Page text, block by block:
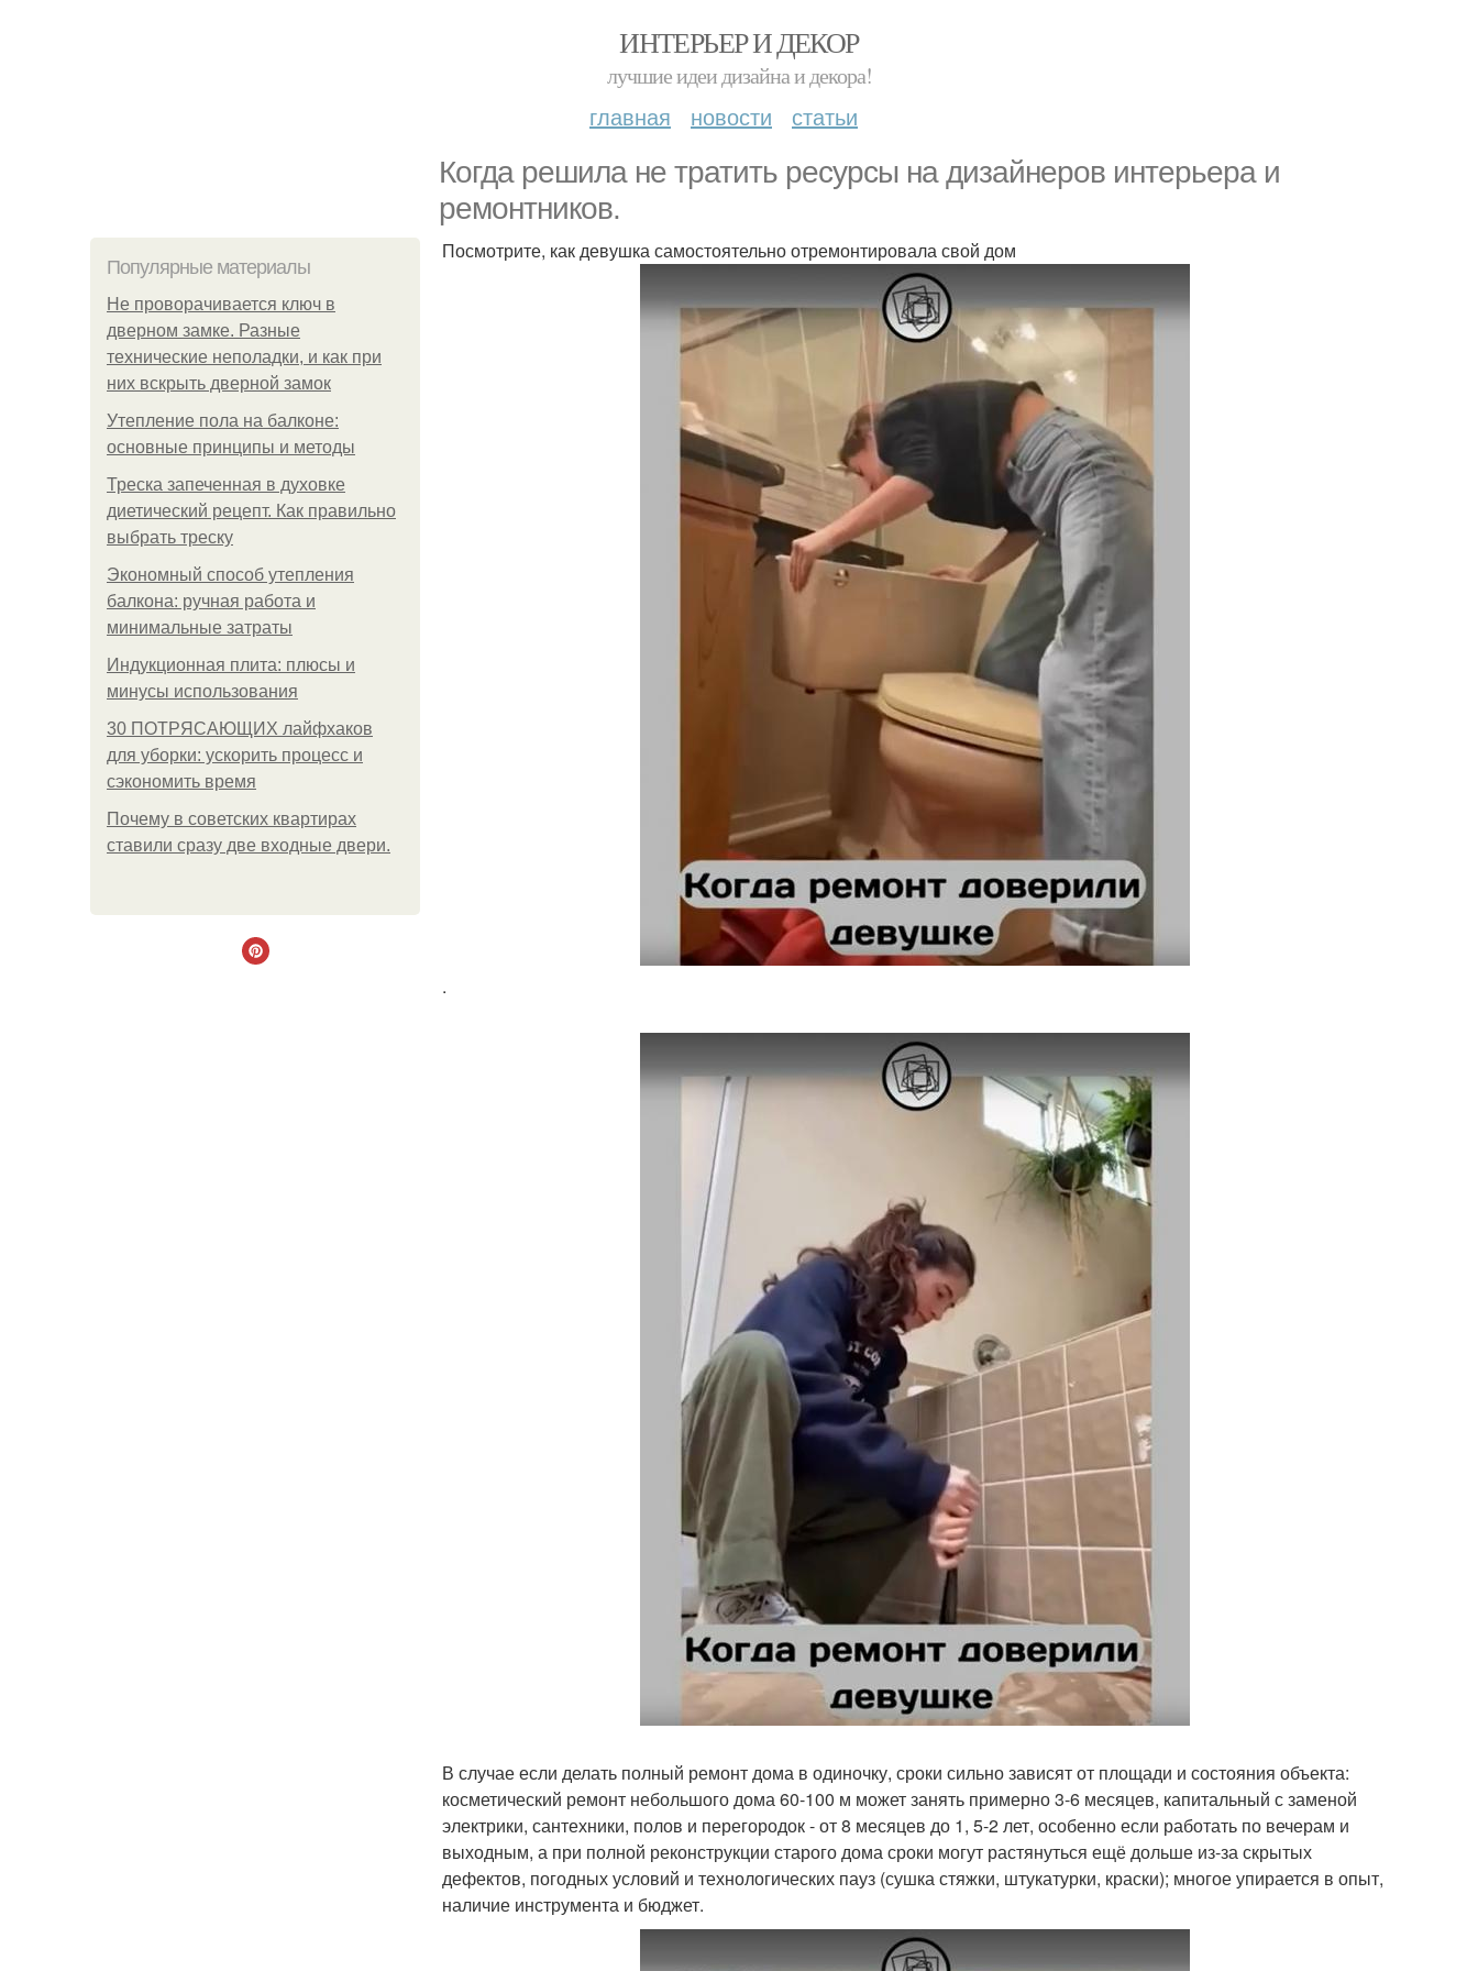
ИНТЕРЬЕР И ДЕКОР
лучшие идеи дизайна и декора!
главная новости статьи
Когда решила не тратить ресурсы на дизайнеров интерьера и
ремонтников.
Популярные материалы
Не проворачивается ключ в
дверном замке. Разные
технические неполадки, и как при
них вскрыть дверной замок
Утепление пола на балконе:
основные принципы и методы
Треска запеченная в духовке
диетический рецепт. Как правильно
выбрать треску
Экономный способ утепления
балкона: ручная работа и
минимальные затраты
Индукционная плита: плюсы и
минусы использования
30 ПОТРЯСАЮЩИХ лайфхаков
для уборки: ускорить процесс и
сэкономить время
Почему в советских квартирах
ставили сразу две входные двери.
Посмотрите, как девушка самостоятельно отремонтировала свой дом
.
В случае если делать полный ремонт дома в одиночку, сроки сильно зависят от площади и состояния объекта:
косметический ремонт небольшого дома 60-100 м может занять примерно 3-6 месяцев, капитальный с заменой
электрики, сантехники, полов и перегородок - от 8 месяцев до 1, 5-2 лет, особенно если работать по вечерам и
выходным, а при полной реконструкции старого дома сроки могут растянуться ещё дольше из-за скрытых
дефектов, погодных условий и технологических пауз (сушка стяжки, штукатурки, краски); многое упирается в опыт,
наличие инструмента и бюджет.